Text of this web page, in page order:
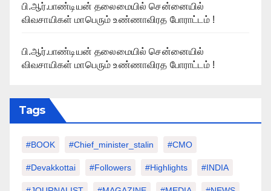
பி.ஆர்.பாண்டியன் தலைமையில் சென்னையில்
விவசாயிகள் மாபெரும் உண்ணாவிரத போராட்டம் !
பி.ஆர்.பாண்டியன் தலைமையில் சென்னையில்
விவசாயிகள் மாபெரும் உண்ணாவிரத போராட்டம் !
Tags
#BOOK #chief_minister_stalin #CMO
#devakkottai #followers #highlights #INDIA